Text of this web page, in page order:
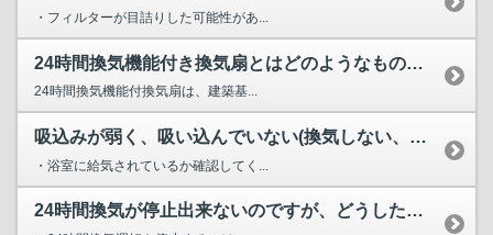
・フィルターが目詰りした可能性があ...
24時間換気機能付き換気扇とはどのようなものでしょうか？ ...
24時間換気機能付換気扇は、建築基...
吸込みが弱く、吸い込んでいない(換気しない、又は逆流してい...
・浴室に給気されているか確認してく...
24時間換気が停止出来ないのですが、どうしたら良いですか？